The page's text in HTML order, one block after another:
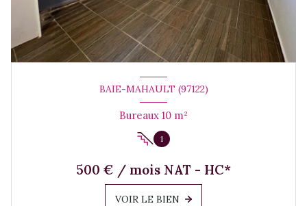
BAIE-MAHAULT (97122)
Bureaux 10 m²
1
500 € / mois NAT - HC*
VOIR LE BIEN